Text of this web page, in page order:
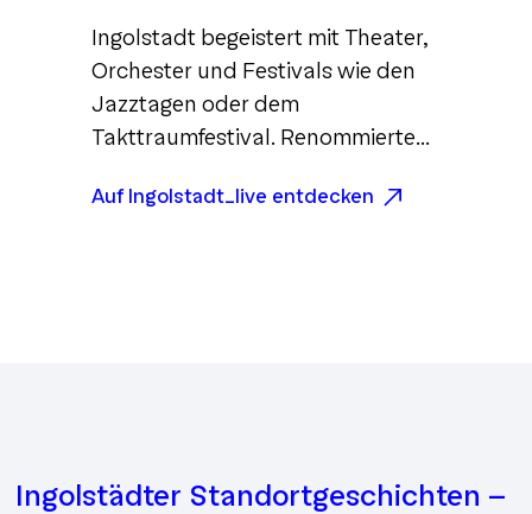
Ingolstadt begeistert mit Theater,
Orchester und Festivals wie den
Jazztagen oder dem
Takttraumfestival. Renommierte
Kulturvereine machen die Stadt zu
Auf Ingolstadt_live entdecken
Ingolstädter Standortgeschichten -